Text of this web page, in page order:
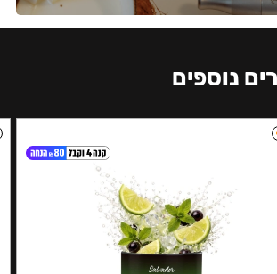
נוספים